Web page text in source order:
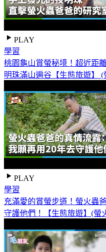
PLAY
學習
桃園龜山賞螢秘境！超近距
明珠滿山遍谷【生態旅遊】
PLAY
學習
充滿愛的賞螢步道！螢火蟲
守護他們！【生態旅遊】(螢